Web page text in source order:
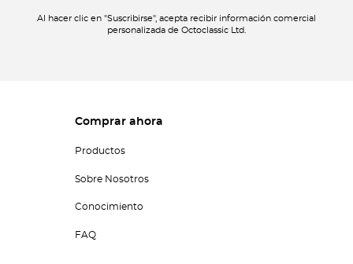
Al hacer clic en "Suscribirse", acepta recibir información comercial
personalizada de Octoclassic Ltd.
Comprar ahora
Productos
Sobre Nosotros
Conocimiento
FAQ